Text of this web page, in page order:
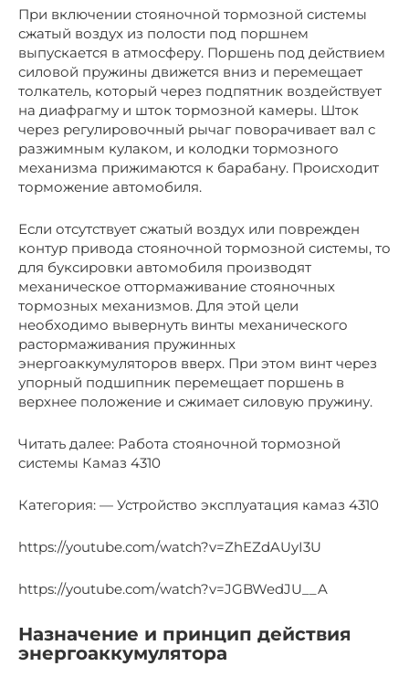
При включении стояночной тормозной системы
сжатый воздух из полости под поршнем
выпускается в атмосферу. Поршень под действием
силовой пружины движется вниз и перемещает
толкатель, который через подпятник воздействует
на диафрагму и шток тормозной камеры. Шток
через регулировочный рычаг поворачивает вал с
разжимным кулаком, и колодки тормозного
механизма прижимаются к барабану. Происходит
торможение автомобиля.
Если отсутствует сжатый воздух или поврежден
контур привода стояночной тормозной системы, то
для буксировки автомобиля производят
механическое оттормаживание стояночных
тормозных механизмов. Для этой цели
необходимо вывернуть винты механического
растормаживания пружинных
энергоаккумуляторов вверх. При этом винт через
упорный подшипник перемещает поршень в
верхнее положение и сжимает силовую пружину.
Читать далее: Работа стояночной тормозной
системы Камаз 4310
Категория: — Устройство эксплуатация камаз 4310
https://youtube.com/watch?v=ZhEZdAUyI3U
https://youtube.com/watch?v=JGBWedJU__A
Назначение и принцип действия
энергоаккумулятора